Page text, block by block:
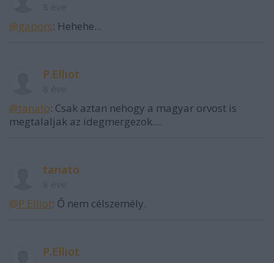
@gabors: Hehehe...
P.Elliot
@tanato: Csak aztan nehogy a magyar orvost is
megtalaljak az idegmergezok....
tanato
@P.Elliot: Ő nem célszemély.
P.Elliot